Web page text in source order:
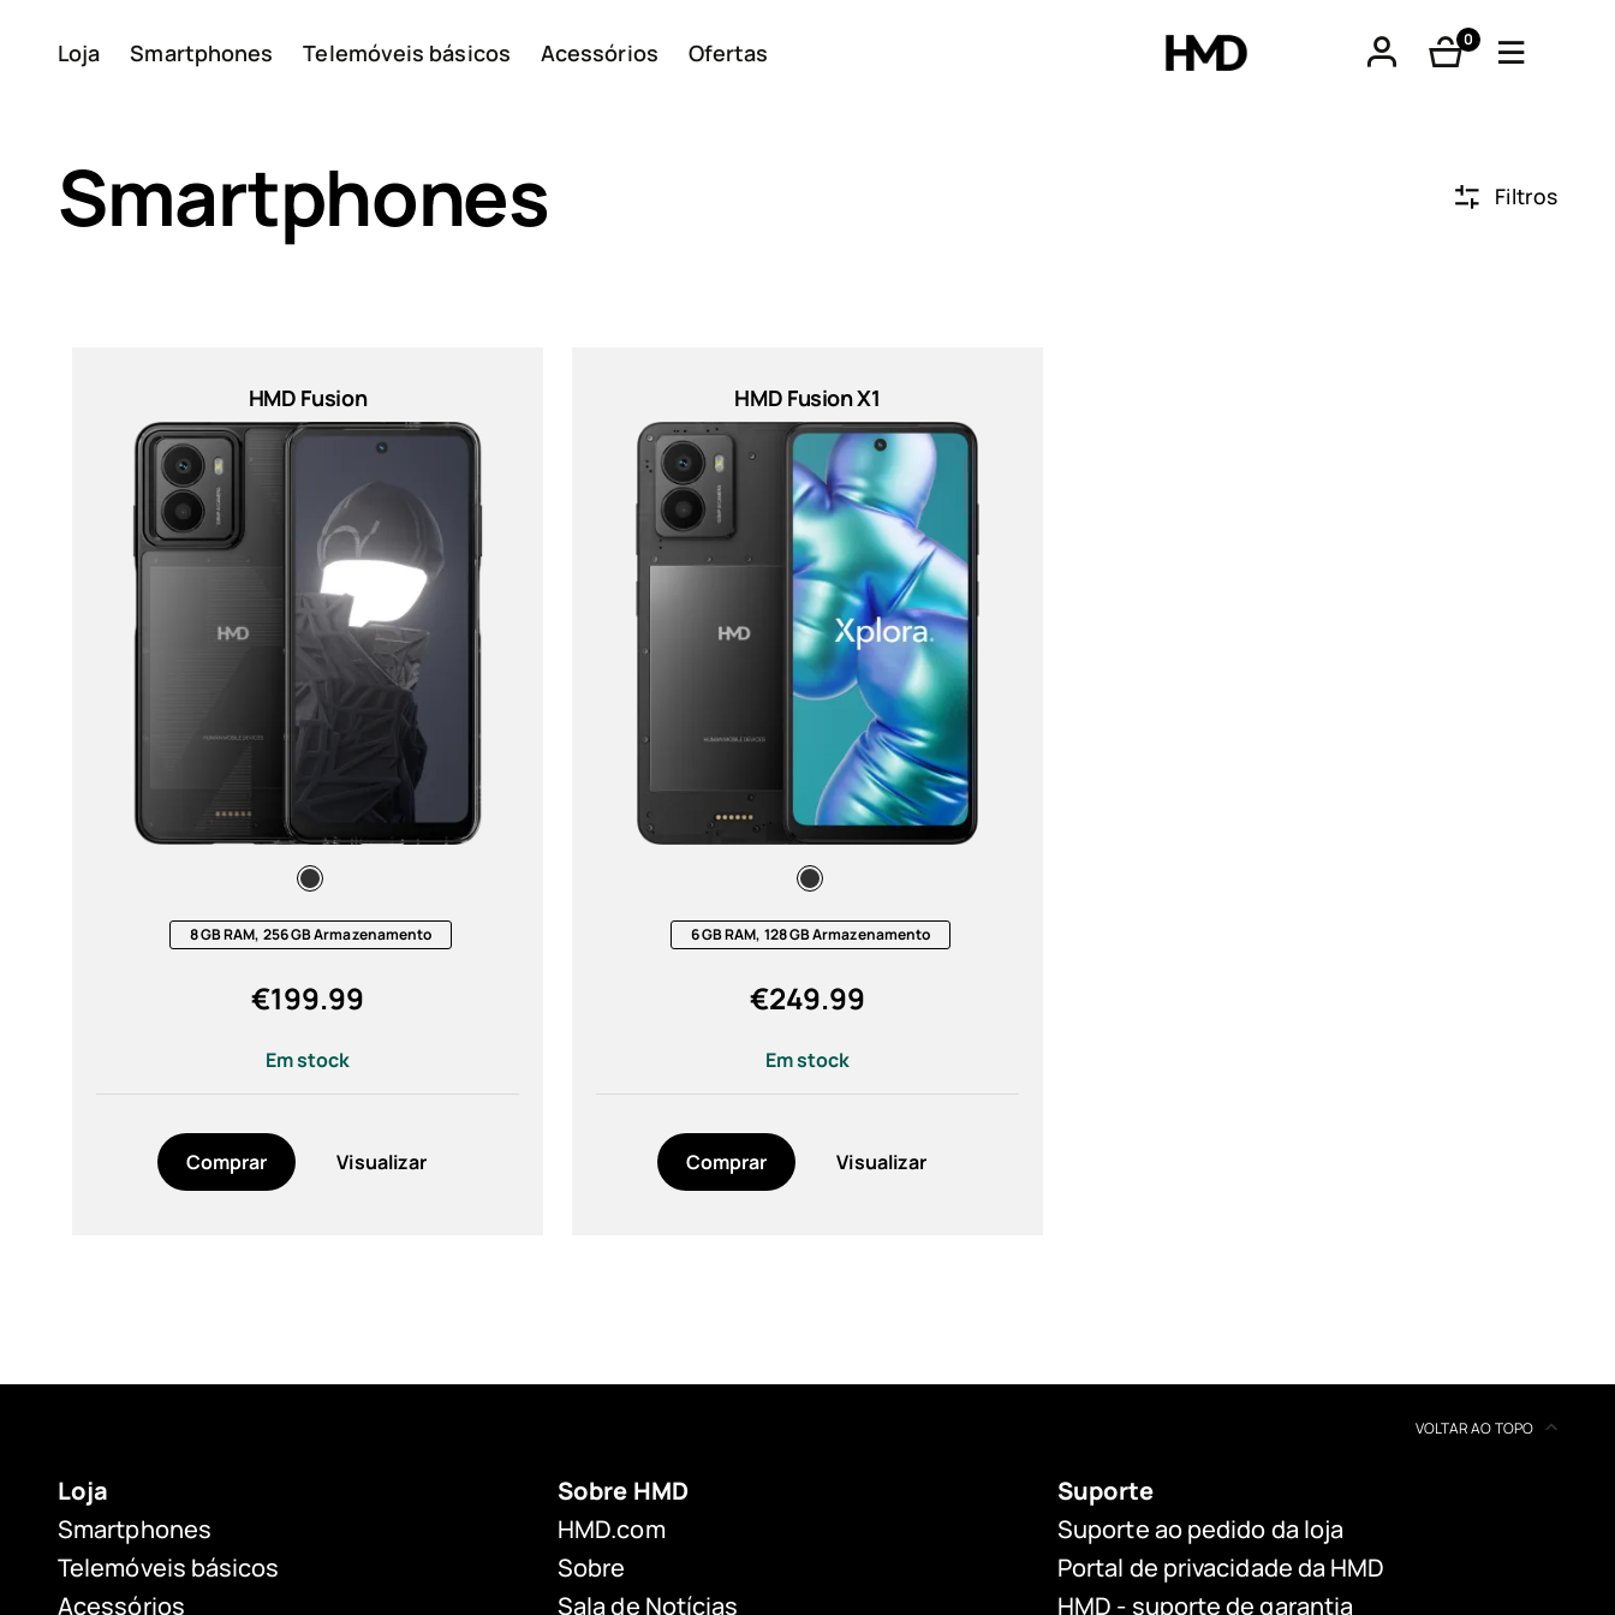
Loja Smartphones Telemóveis básicos Acessórios Ofertas
0
produtos
Telemóveis
básicos
Acessórios
Ofertas
Reciclagem de dispositivos
Autorreparação
Smartphones Filtros
Preço
A partir de
Para
Carga
Compatible con carga de 33 W
Resolución
HMD Fusion
8 GB RAM, 256 GB Armazenamento
€199.99
Em stock
Comprar Visualizar
HMD Fusion X1
6 GB RAM, 128 GB Armazenamento
€249.99
Em stock
Comprar Visualizar
VOLTAR AO TOPO
Loja
Smartphones
Telemóveis básicos
Acessórios
Sobre HMD
HMD.com
Sobre
Sala de Notícias
Suporte
Suporte ao pedido da loja
Portal de privacidade da HMD
HMD - suporte de garantia